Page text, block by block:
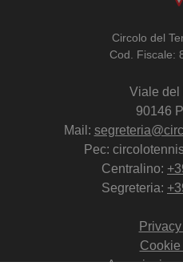
Circolo del
Cod. Fiscale:
Viale del
90146
Mail:
Pec:
Centralino:
Segreteria: